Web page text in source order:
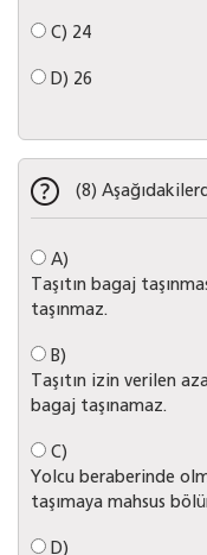
C) 24
D) 26
(8)
A)
Taşıtın bagaj
taşınmaz.
B)
Taşıtın izin verilen
bagaj taşınamaz.
C)
Yolcu beraberinde
taşımaya mahsus
D)